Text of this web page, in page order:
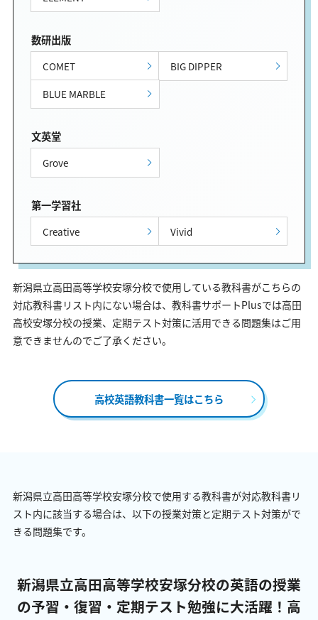
数研出版
COMET
BIG DIPPER
BLUE MARBLE
文英堂
Grove
第一学習社
Creative Vivid
新潟県立高田高等学校安塚分校で使用している教科書がこちらの
対応教科書リスト内にない場合は、教科書サポートPlusでは高田
高校安塚分校の授業、定期テスト対策に活用できる問題集はご用
意できませんのでご了承ください。
高校英語教科書一覧はこちら
新潟県立高田高等学校安塚分校で使用する教科書が対応教科書リ
スト内に該当する場合は、以下の授業対策と定期テスト対策がで
きる問題集です。
新潟県立高田高等学校安塚分校の英語の授業
の予習・復習・定期テスト勉強に大活躍！ 高